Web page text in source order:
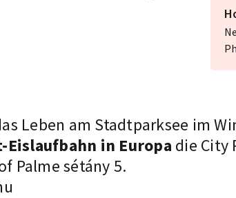
Leben am Stadtparksee im
in Europa die City
Palme sétány 5.